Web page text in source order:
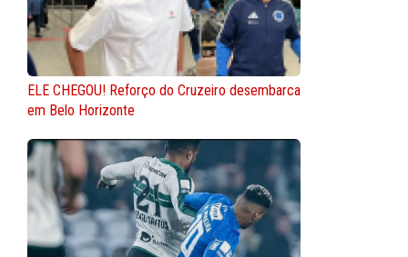
ELE CHEGOU! Reforço do Cruzeiro desembarca
em Belo Horizonte